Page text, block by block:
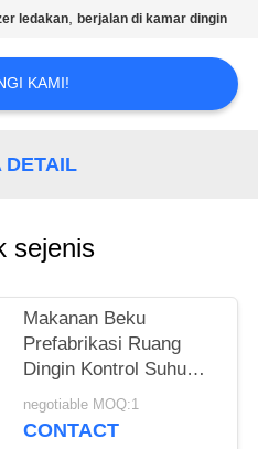
ledakan,berjalan di kamar dingin
KAMI!
DETAIL
sejenis
Makanan Beku
Prefabrikasi Ruang
Dingin Kontrol Suhu
Presisi Otomatis
negotiable MOQ:1
CONTACT